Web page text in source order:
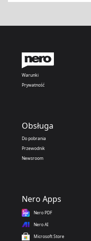
Warunki
Prywatność
Obsługa
Do pobrania
Przewodnik
Newsroom
Nero Apps
Nero PDF
Nero AI
Microsoft Store